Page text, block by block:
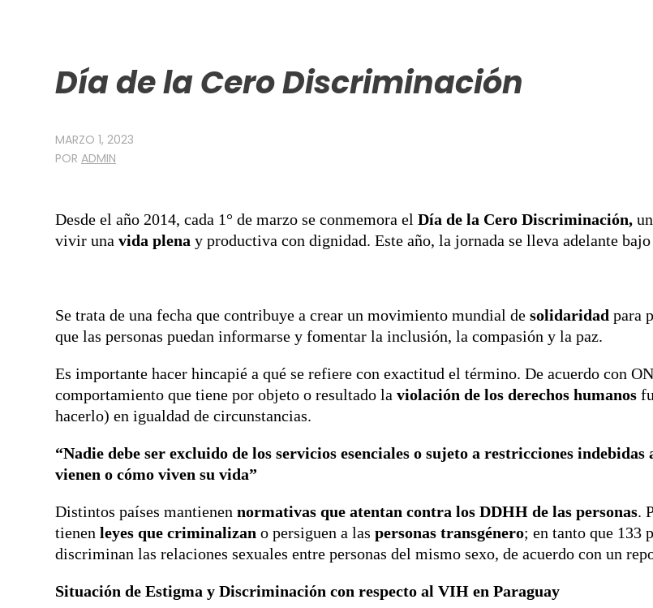
Día de la Cero Discriminación
MARZO 1, 2023
POR ADMIN
Desde el año 2014, cada 1° de marzo se conmemora el Día de la Cero Discriminación,
vivir una vida plena y productiva con dignidad. Este año, la jornada se lleva adelante
Se trata de una fecha que contribuye a crear un movimiento mundial de solidaridad para
que las personas puedan informarse y fomentar la inclusión, la compasión y la paz.
Es importante hacer hincapié a qué se refiere con exactitud el término. De acuerdo con
comportamiento que tiene por objeto o resultado la violación de los derechos humanos
hacerlo) en igualdad de circunstancias.
“Nadie debe ser excluido de los servicios esenciales o sujeto a restricciones
vienen o cómo viven su vida”
Distintos países mantienen normativas que atentan contra los DDHH de las personas.
tienen leyes que criminalizan o persiguen a las personas transgénero; en tanto que 133
discriminan las relaciones sexuales entre personas del mismo sexo, de acuerdo con un
Situación de Estigma y Discriminación con respecto al VIH en Paraguay